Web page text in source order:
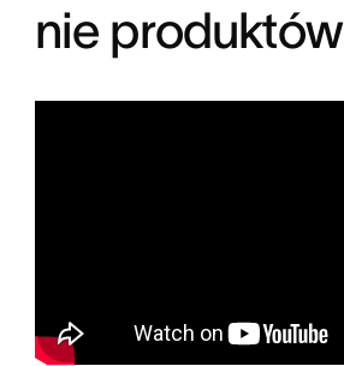
nie produktów